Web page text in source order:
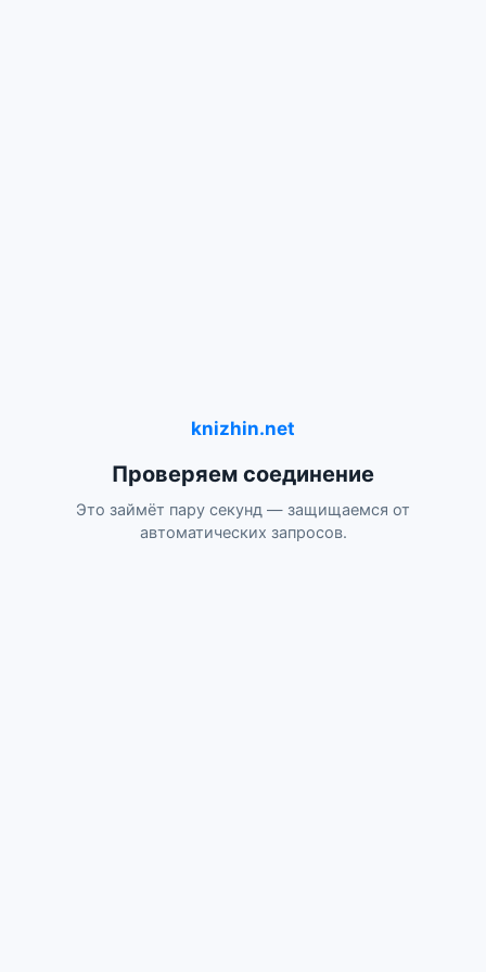
knizhin.net
Проверяем соединение
Это займёт пару секунд — защищаемся от
автоматических запросов.